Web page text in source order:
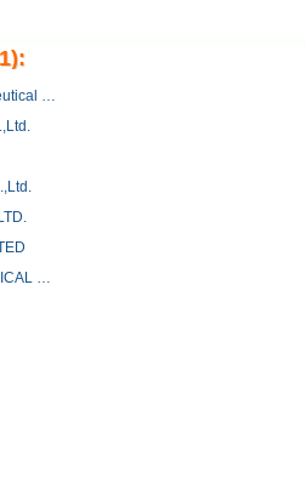
Hangzhou Starshine Pharmaceutical Co., LTD
HANGZHOU KARSSEN CHEMICAL CO.,LTD.